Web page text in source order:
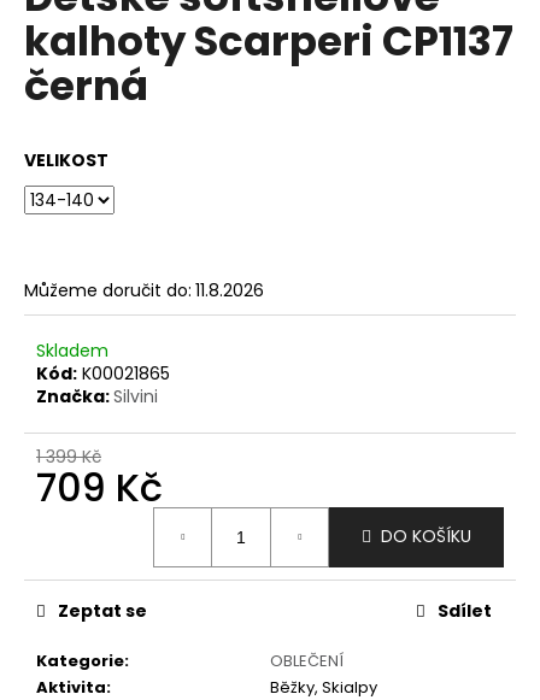
0,0
5
hvězdiček.
kalhoty Scarperi CP1137
černá
VELIKOST
Můžeme doručit do: 11.8.2026
Skladem
Kód: K00021865
Značka:Silvini
1 399 Kč
709 Kč
DO KOŠÍKU
Kategorie:
OBLEČENÍ
Aktivita:
Běžky, Skialpy
Zeptat se Sdílet
a
j
í
?
HLEDAT
D
o
p
o
e
m
e